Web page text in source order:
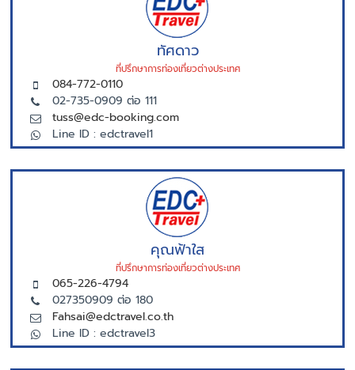
ทัศดาว
ที่ปรึกษาการท่องเที่ยวต่างประเทศ
084-772-0110
02-735-0909 ต่อ 111
tuss@edc-booking.com
Line ID : edctravel1
คุณฟ้าใส
ที่ปรึกษาการท่องเที่ยวต่างประเทศ
065-226-4794
027350909 ต่อ 180
Fahsai@edctravel.co.th
Line ID : edctravel3